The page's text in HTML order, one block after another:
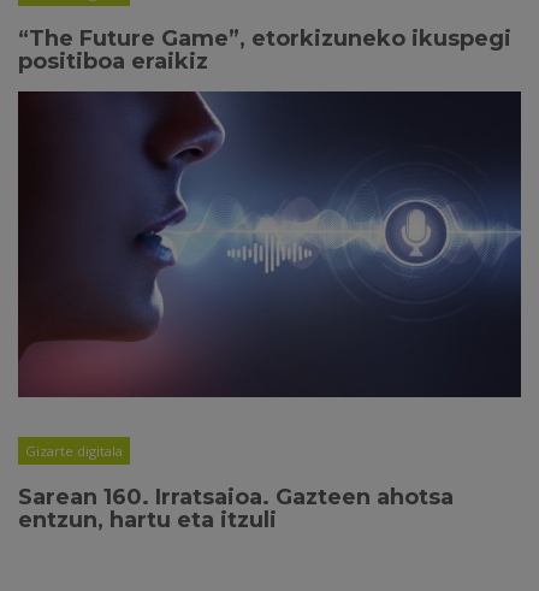
“The Future Game”, etorkizuneko ikuspegi
positiboa eraikiz
Gizarte digitala
Sarean 160. Irratsaioa. Gazteen ahotsa
entzun, hartu eta itzuli